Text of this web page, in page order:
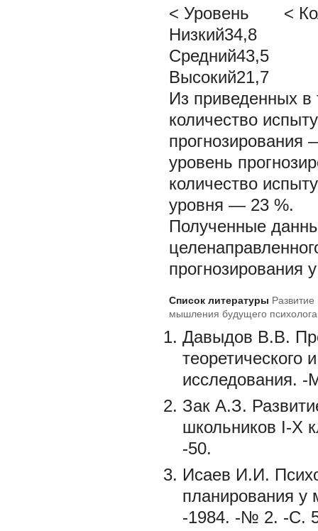
< Уровень <
Низкий34,8
Средний43,5
Высокий21,7
Из приведенных в
количество
уровень
количество
уровня — 23 %.
Полученные
прогнозирования
Список литературы
мышления будущего психолога
Давыдов В.В.
теоретического
исследования. -
Зак А.З.
школьников I-Х
-50.
Исаев И.И.
планирования у
-1984. -№ 2. -С.